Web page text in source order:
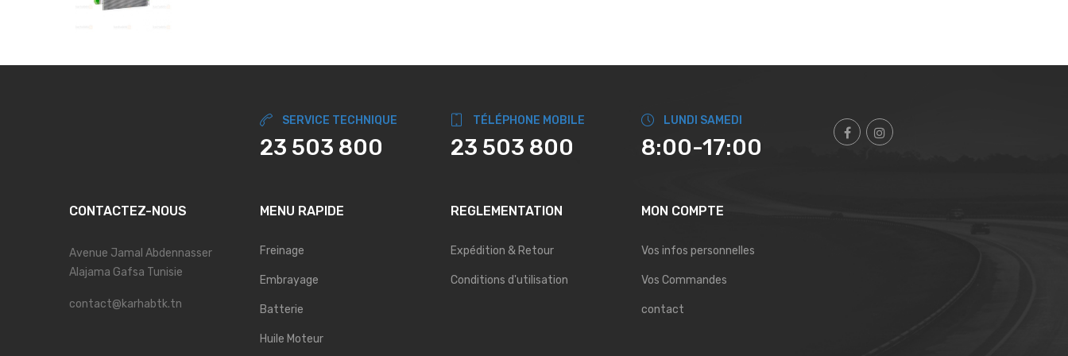
SERVICE TECHNIQUE
23 503 800
TÉLÉPHONE MOBILE
23 503 800
LUNDI SAMEDI
8:00-17:00
CONTACTEZ-NOUS
Avenue Jamal Abdennasser
Alajama Gafsa Tunisie
contact@karhabtk.tn
MENU RAPIDE
Freinage
Embrayage
Batterie
Huile Moteur
REGLEMENTATION
Expédition & Retour
Conditions d'utilisation
MON COMPTE
Vos infos personnelles
Vos Commandes
contact